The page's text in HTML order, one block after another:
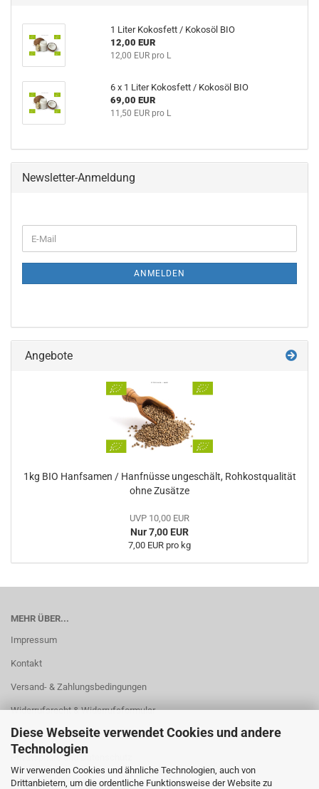
Diese Webseite verwendet Cookies und andere
Technologien
Wir verwenden Cookies und ähnliche Technologien, auch von
Drittanbietern, um die ordentliche Funktionsweise der Website zu
1 Liter Kokosfett / Kokosöl BIO
12,00 EUR
12,00 EUR pro L
6 x 1 Liter Kokosfett / Kokosöl BIO
69,00 EUR
11,50 EUR pro L
Newsletter-Anmeldung
ANMELDEN
Angebote
1kg BIO Hanfsamen / Hanfnüsse ungeschält, Rohkostqualität
ohne Zusätze
UVP 10,00 EUR
Nur 7,00 EUR
7,00 EUR pro kg
MEHR ÜBER...
Impressum
Kontakt
Versand- & Zahlungsbedingungen
Widerrufsrecht & Widerrufsformular
AGB
Privatsphäre und Datenschutz
Cookie Einstellungen